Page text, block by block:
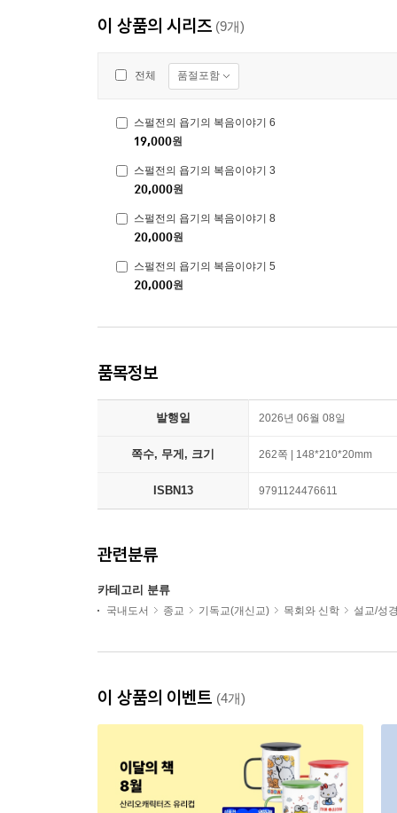
이 상품의 시리즈 (9개)
전체 품절포함
스펄전의 욥기의 복음이야기 6
19,000원
스펄전의 욥기의 복음이야기 3
20,000원
스펄전의 욥기의 복음이야기 8
20,000원
스펄전의 욥기의 복음이야기 5
20,000원
품목정보
발행일 2026년 06월 08일
쪽수, 무게, 크기 262쪽 | 148*210*20mm
ISBN13 9791124476611
관련분류
카테고리 분류
국내도서 종교 기독교(개신교) 목회와 신학 설교/성
이 상품의 이벤트 (4개)